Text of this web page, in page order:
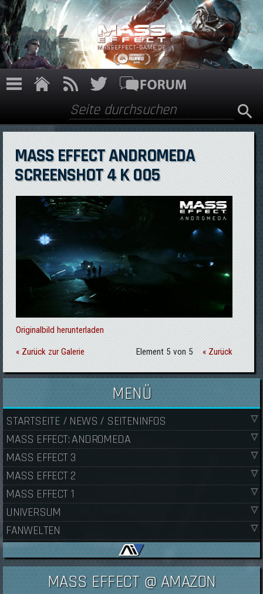
Direkt zum Inhalt
Suchformular
Suche
MASS EFFECT ANDROMEDA
SCREENSHOT 4 K 005
Originalbild herunterladen
« Zurück zur Galerie Element 5 von 5 « Zurück
MENÜ
STARTSEITE / NEWS / SEITENINFOS
MASS EFFECT: ANDROMEDA
MASS EFFECT 3
MASS EFFECT 2
MASS EFFECT 1
UNIVERSUM
FANWELTEN
MASS EFFECT @ AMAZON